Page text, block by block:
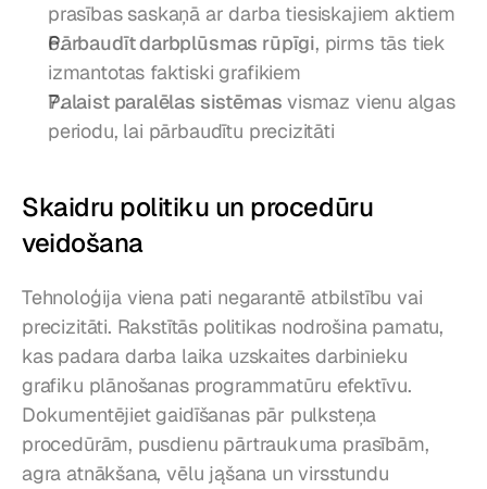
prasības saskaņā ar darba tiesiskajiem aktiem
Pārbaudīt darbplūsmas rūpīgi, pirms tās tiek
izmantotas faktiski grafikiem
Palaist paralēlas sistēmas vismaz vienu algas
periodu, lai pārbaudītu precizitāti
Skaidru politiku un procedūru
veidošana
Tehnoloģija viena pati negarantē atbilstību vai
precizitāti. Rakstītās politikas nodrošina pamatu,
kas padara darba laika uzskaites darbinieku
grafiku plānošanas programmatūru efektīvu.
Dokumentējiet gaidīšanas pār pulksteņa
procedūrām, pusdienu pārtraukuma prasībām,
agra atnākšana, vēlu jąšana un virsstundu